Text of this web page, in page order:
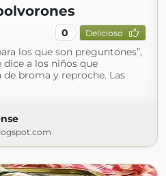
0 Delicioso
los que son preguntones”,
dice a los niños que
broma y reproche. Las